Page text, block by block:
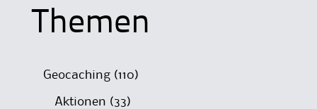
Themen
Geocaching(110)
Aktionen (33)